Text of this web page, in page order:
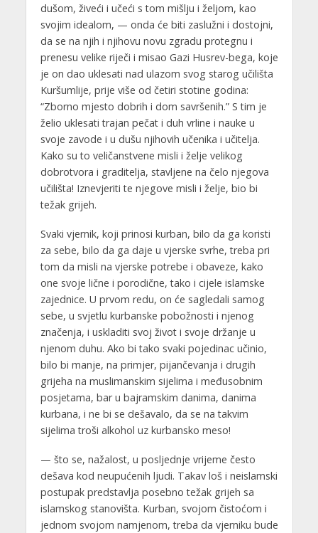
dušom, živeći i učeći s tom mišlju i željom, kao
svojim idealom, — onda će biti zaslužni i dostojni,
da se na njih i njihovu novu zgradu protegnu i
prenesu velike riječi i misao Gazi Husrev-bega, koje
je on dao uklesati nad ulazom svog starog učilišta
Kuršumlije, prije više od četiri stotine godina:
“Zborno mjesto dobrih i dom savršenih.” S tim je
želio uklesati trajan pečat i duh vrline i nauke u
svoje zavode i u dušu njihovih učenika i učitelja.
Kako su to veličanstvene misli i želje velikog
dobrotvora i graditelja, stavljene na čelo njegova
učilišta! Iznevjeriti te njegove misli i želje, bio bi
težak grijeh.
Svaki vjernik, koji prinosi kurban, bilo da ga ko­risti
za sebe, bilo da ga daje u vjerske svrhe, treba pri
tom da misli na vjerske potrebe i obaveze, kako
one svoje lične i porodične, tako i cijele islamske
zajednice. U prvom redu, on će sagledali samog
sebe, u svjetlu kurbanske pobožnosti i njenog
značenja, i uskladiti svoj život i svoje držanje u
njenom duhu. Ako bi tako svaki pojedinac učinio,
bilo bi manje, na primjer, pijančevanja i drugih
grijeha na muslimanskim sijelima i međusobnim
posjetama, bar u bajramskim danima, danima
kurbana, i ne bi se dešavalo, da se na takvim
sijelima troši alkohol uz kurbansko meso!
— što se, nažalost, u posljednje vrijeme često
dešava kod neupućenih ljudi. Takav loš i neislamski
postupak predstavlja posebno težak grijeh sa
islamskog stanovišta. Kurban, svojom čistoćom i
jednom svojom namjenom, treba da vjerniku bude